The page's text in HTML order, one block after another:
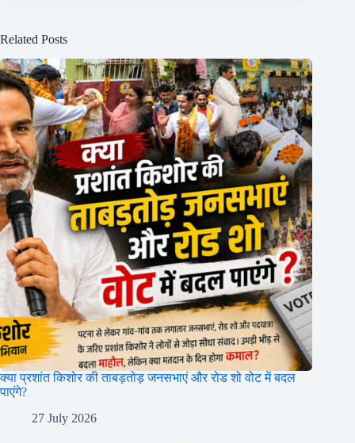
Related Posts
क्या प्रशांत किशोर की ताबड़तोड़ जनसभाएं और रोड शो वोट में बदल
पाएंगे?
27 July 2026